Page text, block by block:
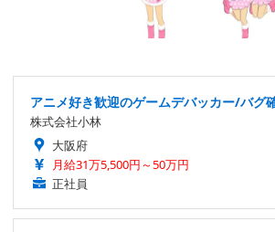
アニメ好き歓迎のゲームデバッカー/バグ
株式会社小林
大阪府
月給31万5,500円～50万円
正社員